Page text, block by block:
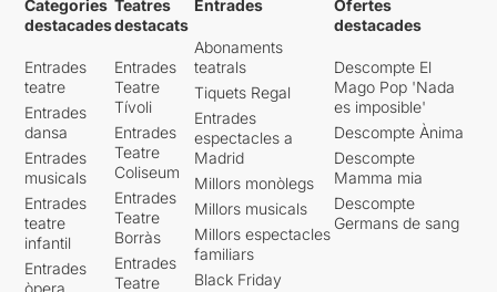
Categories
destacades
Entrades
teatre
Entrades
dansa
Entrades
musicals
Entrades
teatre
infantil
Entrades
òpera
Teatres
destacats
Entrades
Teatre
Tívoli
Entrades
Teatre
Coliseum
Entrades
Teatre
Borràs
Entrades
Teatre
Entrades
Abonaments
teatrals
Tiquets Regal
Entrades
espectacles a
Madrid
Millors monòlegs
Millors musicals
Millors espectacles
familiars
Black Friday
Ofertes
destacades
Descompte El
Mago Pop 'Nada
es imposible'
Descompte Ànima
Descompte
Mamma mia
Descompte
Germans de sang